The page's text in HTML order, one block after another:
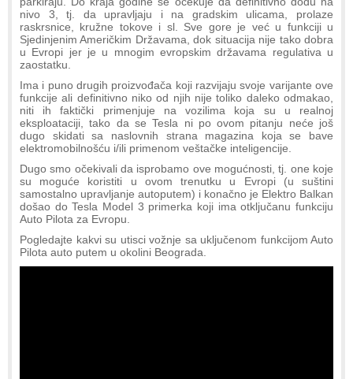
nivo 3, tj. da upravljaju i na gradskim ulicama, prolaze
raskrsnice, kružne tokove i sl. Sve gore je već u funkciji u
Sjedinjenim Američkim Državama, dok situacija nije tako dobra
u Evropi jer je u mnogim evropskim državama regulativa u
zaostatku.
Ima i puno drugih proizvođača koji razvijaju svoje varijante ove
funkcije ali definitivno niko od njih nije toliko daleko odmakao,
niti ih faktički primenjuje na vozilima koja su u realnoj
eksploataciji, tako da se Tesla ni po ovom pitanju neće još
dugo skidati sa naslovnih strana magazina koja se bave
elektromobilnošću i/ili primenom veštačke inteligencije.
Dugo smo očekivali da isprobamo ove mogućnosti, tj. one koje
su moguće koristiti u ovom trenutku u Evropi (u suštini
samostalno upravljanje autoputem) i konačno je Elektro Balkan
došao do Tesla Model 3 primerka koji ima otključanu funkciju
Auto Pilota za Evropu.
Pogledajte kakvi su utisci vožnje sa uključenom funkcijom Auto
Pilota auto putem u okolini Beograda.